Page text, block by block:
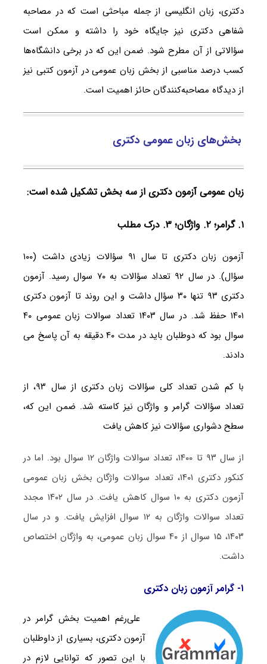
دکتری، زبان انگلیسی از جمله مباحثی است که در مصاحبه
شفاهی دکتری نیز جایگاه خود را داشته و ممکن است
سؤالاتی از آن مطرح شود. ضمن این که در برخی دانشگاه‌ها
کسب درصد مناسبی از بخش زبان عمومی در آزمون کتبی نیز
از دیدگاه مصاحبه‌کنندگان حائز اهمیت است.
بخش‌های زبان عمومی دکتری
زبان عمومی آزمون دکتری از سه بخش تشکیل شده است:
۱. گرامر؛ ۲. واژگان؛ ۳. درک مطلب
آزمون زبان دکتری تا سال ۹۱ سؤالات زیادی داشت (۱۰۰
سؤال). در سال ۹۲ تعداد سؤالات به ۷۰ سوال رسید. آزمون
دکتری ۹۳ تنها ۳۰ سؤال داشت و این روند تا آزمون دکتری
۱۴۰۱ حفظ شد. در سال ۱۴۰۳ تعداد سوالات زبان عمومی ۴۰
سوال بود که دوطلبان باید در مدت ۴۰ دقیقه به آن پاسخ می
دادند.
با کم شدن تعداد کلی سؤالات زبان دکتری از سال ۹۳، از
تعداد سؤالات گرامر و واژگان نیز کاسته شد. ضمن این که،
سطح دشواری سؤالات نیز کاهش یافت
از سال ۹۳ تا ۱۴۰۰، تعداد سوالات واژگان ۱۲ سوال بود. اما در
کنکور دکتری ۱۴۰۱، تعداد سوالات واژگان بخش زبان عمومی
آزمون دکتری به ۱۰ سوال کاهش یافت. در سال ۱۴۰۲ مجدد
تعداد سوالات واژگان به ۱۲ سوال افزایش یافت. و در سال
۱۴۰۳، ۱۵ سوال از ۴۰ سوال زبان عمومی، به واژگان اختصاص
داشت.
۱- گرامر آزمون زبان دکتری
علی‌رغم اهمیت بخش گرامر در
آزمون دکتری، بسیاری از داوطلبان
با این تصور که توانایی لازم در